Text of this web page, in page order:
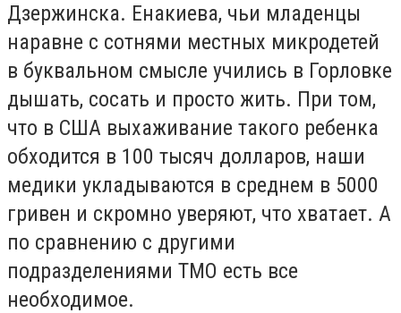
Дзержинска. Енакиева, чьи младенцы
наравне с сотнями местных микродетей
в буквальном смысле учились в Горловке
дышать, сосать и просто жить. При том,
что в США выхаживание такого ребенка
обходится в 100 тысяч долларов, наши
медики укладываются в среднем в 5000
гривен и скромно уверяют, что хватает. А
по сравнению с другими
подразделениями ТМО есть все
необходимое.